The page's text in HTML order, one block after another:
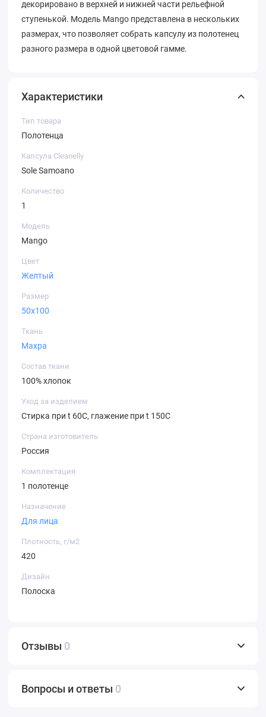
декорировано в верхней и нижней части рельефной
ступенькой. Модель Mango представлена в нескольких
размерах, что позволяет собрать капсулу из полотенец
разного размера в одной цветовой гамме.
Характеристики
Тип товара
Полотенца
Капсула Cleanelly
Sole Samoano
Количество
1
Модель
Mango
Цвет
Желтый
Размер
50х100
Ткань
Махра
Состав ткани
100% хлопок
Уход за изделием
Стирка при t 60С, глажение при t 150С
Страна изготовитель
Россия
Комплектация
1 полотенце
Назначение
Для лица
Плотность, г/м2
420
Дизайн
Полоска
Отзывы 0
Вопросы и ответы 0